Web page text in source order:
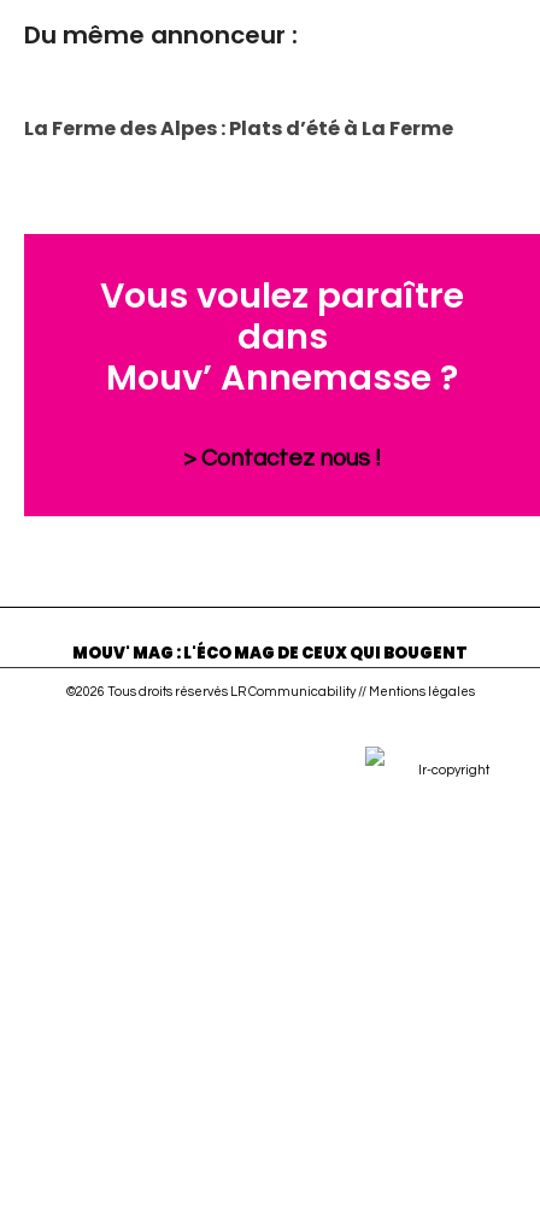
Du même annonceur :
La Ferme des Alpes : Plats d’été à La Ferme
Vous voulez paraître
dans
Mouv’ Annemasse ?
> Contactez nous !
MOUV' MAG : L'ÉCO MAG DE CEUX QUI BOUGENT
©2026 Tous droits réservés LR Communicability // Mentions légales